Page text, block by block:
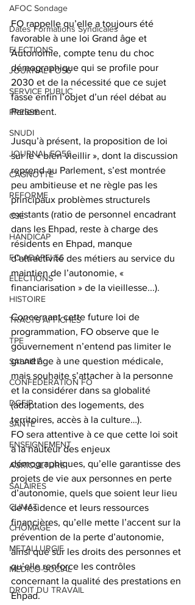
AFOC Sondage
Dates Formations Syndicales
ELECTIONS
JOURNAL FO56
SERVICE PUBLIC
PRESSE
SNUDI
JOURNAL FO56
CAGNOTTE
REFORME
CSE
HANDICAP
FO ADAPEI 56
ELECTIONS
HISTOIRE
TRACTS AFFICHES
TPE
SALAIRE
CONFEDERATION FO
DGFIP
SANTE
ENSEIGNEMENT
AGRICULTURE
SALAIRES
CLIMAT
CHÔMAGE
METALLURGIE
MEDICO-SOCIAL
DROIT DU TRAVAIL
FO rappelle qu’elle a toujours été
favorable à une loi Grand âge et
Autonomie, compte tenu du choc
démographique qui se profile pour
2030 et de la nécessité que ce sujet
fasse enfin l’objet d’un réel débat au
Parlement.
Jusqu’à présent, la proposition de loi
sur le « bien vieillir », dont la discussion
reprend au Parlement, s’est montrée
peu ambitieuse et ne règle pas les
principaux problèmes structurels
existants (ratio de personnel encadrant
dans les Ehpad, reste à charge des
résidents en Ehpad, manque
d’attractivité des métiers au service du
maintien de l’autonomie, «
financiarisation » de la vieillesse...).
Concernant cette future loi de
programmation, FO observe que le
gouvernement n’entend pas limiter le
grand âge à une question médicale,
mais souhaite s’attacher à la personne
et la considérer dans sa globalité
(adaptation des logements, des
territoires, accès à la culture…).
FO sera attentive à ce que cette loi soit
à la hauteur des enjeux
démographiques, qu’elle garantisse des
projets de vie aux personnes en perte
d’autonomie, quels que soient leur lieu
de résidence et leurs ressources
financières, qu’elle mette l’accent sur la
prévention de la perte d’autonomie,
ainsi que sur les droits des personnes et
qu’elle renforce les contrôles
concernant la qualité des prestations en
Ehpad.